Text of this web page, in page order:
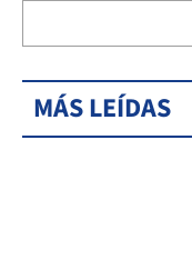
MÁS LEÍDAS